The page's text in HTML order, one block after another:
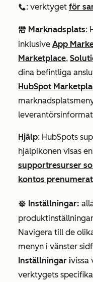
calling: verktyget för
marketplace Marknadsplats:
inklusive App
Marketplace,
dina befintliga
HubSpot
Hjälp: HubSpots
hjälpikonen visas
supportresurser
kontos
settingsSetting Inställningar:
Navigera till de
menyn i vänster
Inställningar ivissa
verktygets